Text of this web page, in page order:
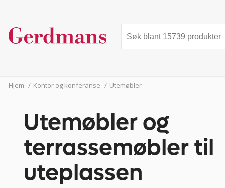
Hjem / Kontor og konferanse / Utemøbler
Utemøbler og
terrassemøbler til
uteplassen